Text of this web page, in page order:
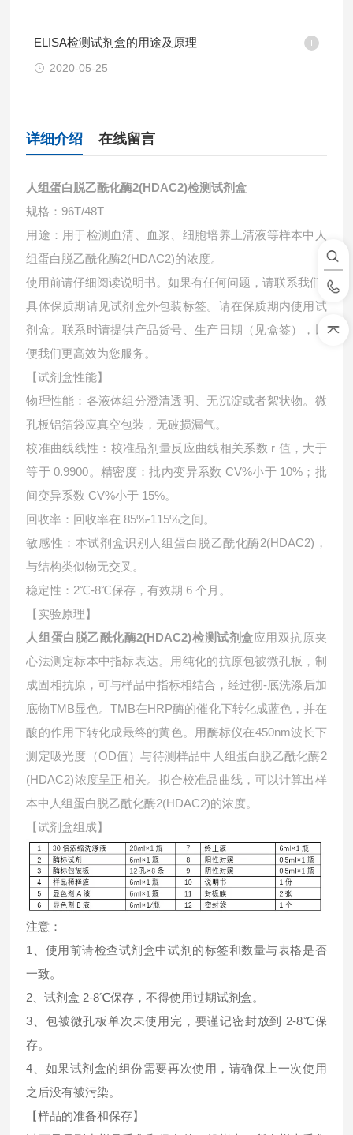
ELISA检测试剂盒的用途及原理
2020-05-25
详细介绍 在线留言
人组蛋白脱乙酰化酶2(HDAC2)检测试剂盒
规格：96T/48T
用途：用于检测血清、血浆、细胞培养上清液等样本中 人
组蛋白脱乙酰化酶2(HDAC2)的浓度。
使用前请仔细阅读说明书。如果有任何问题，请联系我们
具体保质期请见试剂盒外包装标签。请在保质期内使用试
剂盒。联系时请提供产品货号、生产日期（见盒签），以
便我们更高效为您服务。
【试剂盒性能】
物理性能：各液体组分澄清透明、无沉淀或者絮状物。微
孔板铝箔袋应真空包装，无破损漏气。
校准曲线线性：校准品剂量反应曲线相关系数 r 值，大于
等于 0.9900。精密度：批内变异系数 CV%小于 10%；批
间变异系数 CV%小于 15%。
回收率：回收率在 85%-115%之间。
敏感性：本试剂盒识别人组蛋白脱乙酰化酶2(HDAC2)，
与结构类似物无交叉。
稳定性：2℃-8℃保存，有效期 6 个月。
【实验原理】
人组蛋白脱乙酰化酶2(HDAC2)检测试剂盒应用双抗原夹
心法测定标本中指标表达。用纯化的抗原包被微孔板，制
成固相抗原，可与样品中指标相结合，经过彻-底洗涤后加
底物TMB显色。TMB在HRP酶的催化下转化成蓝色，并在
酸的作用下转化成最终的黄色。用酶标仪在450nm波长下
测定吸光度（OD值）与待测样品中 人组蛋白脱乙酰化酶2
(HDAC2)浓度呈正相关。拟合校准品曲线，可以计算出样
本中 人组蛋白脱乙酰化酶2(HDAC2)的浓度。
【试剂盒组成】
注意：
1、使用前请检查试剂盒中试剂的标签和数量与表格是否
一致。
2、试剂盒 2-8℃保存，不得使用过期试剂盒。
3、包被微孔板单次未使用完，要谨记密封放到 2-8℃保
存。
4、如果试剂盒的组份需要再次使用，请确保上一次使用
之后没有被污染。
【样品的准备和保存】